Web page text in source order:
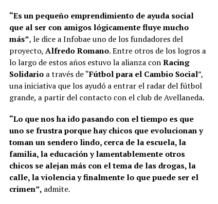
“Es un pequeño emprendimiento de ayuda social
que al ser con amigos lógicamente fluye mucho
más”, le dice a Infobae uno de los fundadores del
proyecto, Alfredo Romano. Entre otros de los logros a
lo largo de estos años estuvo la alianza conRacing
Solidarioa través de “Fútbol para el Cambio Social”,
una iniciativa que los ayudó a entrar el radar del fútbol
grande, a partir del contacto con el club de Avellaneda.
“Lo que nos ha ido pasando con el tiempo es que
uno se frustra porque hay chicos que evolucionan y
toman un sendero lindo, cerca de la escuela, la
familia, la educación y lamentablemente otros
chicos se alejan más con el tema de las drogas, la
calle, la violencia y finalmente lo que puede ser el
crimen”, admite.